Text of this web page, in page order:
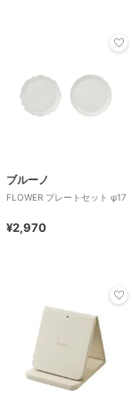
ブルーノ
FLOWER プレートセット φ17
¥2,970